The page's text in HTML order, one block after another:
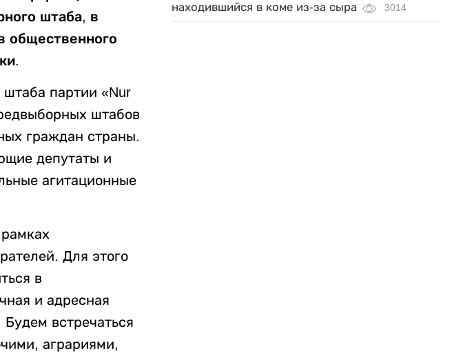
штаба, в
общественного
штаба партии «Nur
штабов
граждан страны.
депутаты и
агитационные
Для этого
в
и адресная
встречаться
аграриями,
находившийся в коме из-за сыра
3014